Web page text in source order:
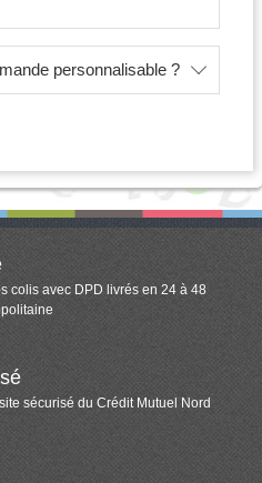
personnalisable ?
colis avec DPD livrés en 24 à 48
sécurisé du Crédit Mutuel Nord